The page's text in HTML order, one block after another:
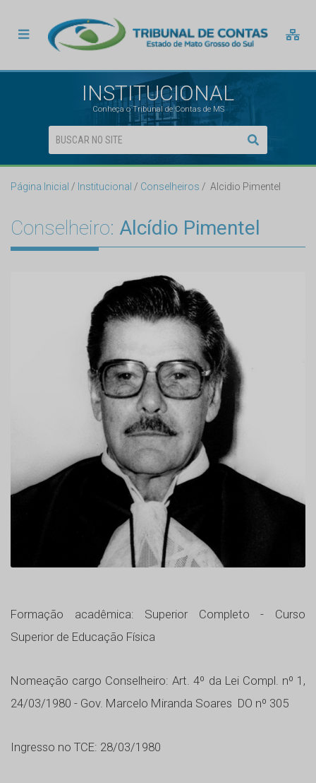
INSTITUCIONAL
Conheça o Tribunal de Contas de MS
Página Inicial Institucional Conselheiros Alcidio Pimentel
Conselheiro: Alcídio Pimentel
Formação acadêmica: Superior Completo - Curso
Superior de Educação Física
Nomeação cargo Conselheiro: Art. 4º da Lei Compl. nº 1,
24/03/1980 - Gov. Marcelo Miranda Soares DO nº 305
Ingresso no TCE: 28/03/1980